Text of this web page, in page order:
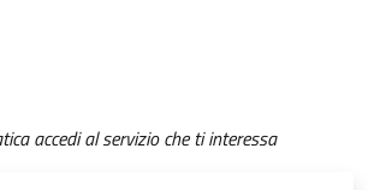
accedi al servizio che ti interessa